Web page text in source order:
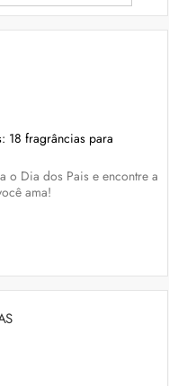
18 fragrâncias para
o Dia dos Pais e encontre a
ama!